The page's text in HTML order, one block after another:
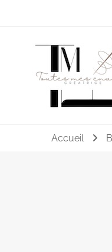
Toutes mes envies
Couture,
Accueil